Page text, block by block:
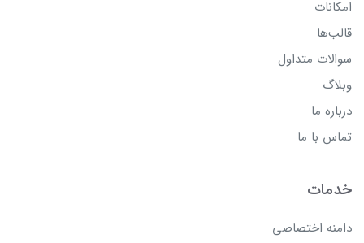
امکانات
قالب‌ها
سوالات متداول
وبلاگ
درباره ما
تماس با ما
خدمات
دامنه اختصاصی